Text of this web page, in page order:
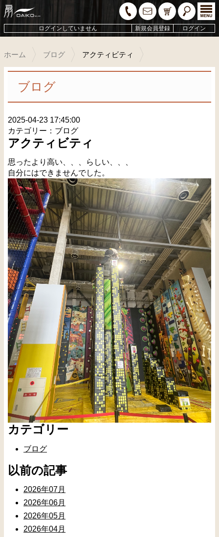
ログインしていません 新規会員登録 ログイン
ホーム ブログ アクティビティ
ブログ
2025-04-23 17:45:00
カテゴリー：ブログ
アクティビティ
思ったより高い、、、らしい、、、
自分にはできませんでした。
カテゴリー
ブログ
以前の記事
2026年07月
2026年06月
2026年05月
2026年04月